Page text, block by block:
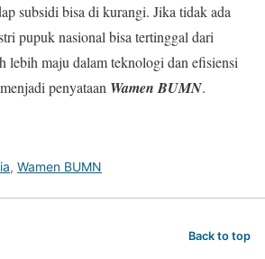
subsidi bisa di kurangi. Jika tidak ada
pupuk nasional bisa tertinggal dari
lebih maju dalam teknologi dan efisiensi
penyataan Wamen BUMN.
, Wamen BUMN
Back to top